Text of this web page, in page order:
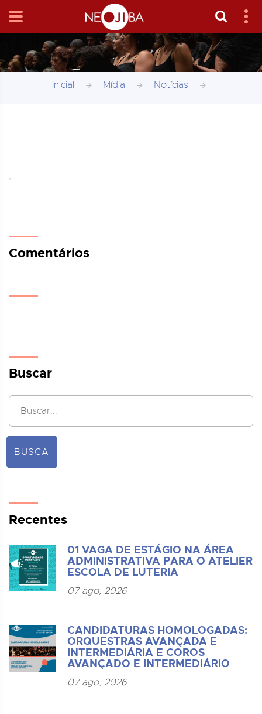
Inicial Mídia Notícias
,
Comentários
Buscar
BUSCA
Recentes
01 VAGA DE ESTÁGIO NA ÁREA
ADMINISTRATIVA PARA O ATELIER
ESCOLA DE LUTERIA
07 ago, 2026
CANDIDATURAS HOMOLOGADAS:
ORQUESTRAS AVANÇADA E
INTERMEDIÁRIA E COROS
AVANÇADO E INTERMEDIÁRIO
07 ago, 2026